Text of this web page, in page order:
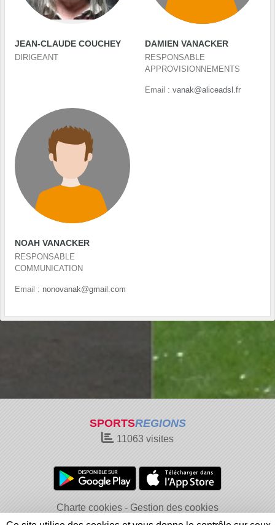
JEAN-CLAUDE COUCHEY
DIRIGEANT
DAMIEN VANACKER
RESPONSABLE
APPROVISIONNEMENTS
Email : vanak@aliceadsl.fr
NOAH VANACKER
RESPONSABLE
COMMUNICATION
Email : nonovanak@gmail.com
SPORTSREGIONS
11063 visites
Charte cookies
Gestion des cookies
Informations légales
Signaler un contenu inapproprié